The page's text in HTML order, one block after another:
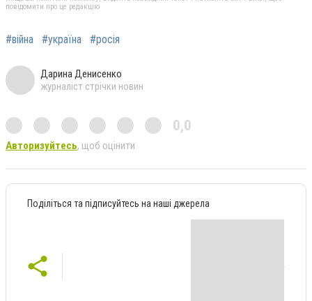
повідомити про це редакцію
#війна #україна #росія
Дарина Денисенко
журналіст стрічки новин
0,0
Авторизуйтесь, щоб оцінити
Поділіться та підписуйтесь на наші джерела